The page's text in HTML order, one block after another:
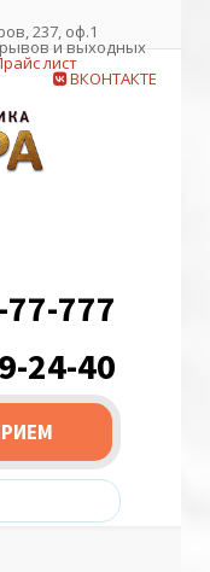
237, оф.1
и выходных
лист
ВКОНТАКТЕ
777
24-40